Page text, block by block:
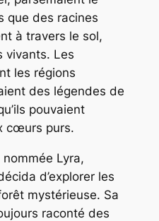
que des racines
à travers le sol,
vivants. Les
les régions
des légendes de
pouvaient
cœurs purs.
Lyra,
d’explorer les
mystérieuse. Sa
raconté des